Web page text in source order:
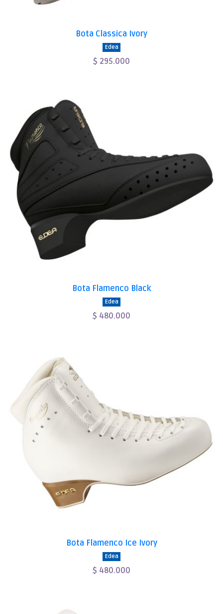
Bota Classica Ivory
Edea
$ 295.000
Bota Flamenco Black
Edea
$ 480.000
Bota Flamenco Ice Ivory
Edea
$ 480.000